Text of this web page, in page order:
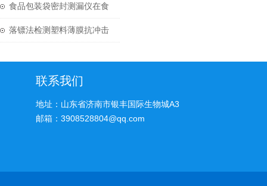
仪PFT-01主要参数
食品包装袋密封测漏仪在食
品包装中的重要性
落镖法检测塑料薄膜抗冲击
联系我们
地址：山东省济南市银丰国际生物城A3
邮箱：3908528804@qq.com